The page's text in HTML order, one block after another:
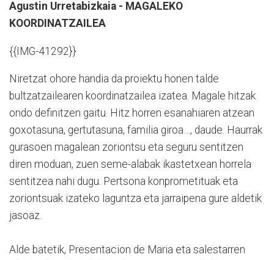
Agustin Urretabizkaia - MAGALEKO
KOORDINATZAILEA
{{IMG-41292}}
Niretzat ohore handia da proiektu honen talde
bultzatzailearen koordinatzailea izatea. Magale hitzak
ondo definitzen gaitu. Hitz horren esanahiaren atzean
goxotasuna, gertutasuna, familia giroa…, daude. Haurrak
gurasoen magalean zoriontsu eta seguru sentitzen
diren moduan, zuen seme-alabak ikastetxean horrela
sentitzea nahi dugu. Pertsona konprometituak eta
zoriontsuak izateko laguntza eta jarraipena gure aldetik
jasoaz.
Alde batetik, Presentacion de Maria eta salestarren